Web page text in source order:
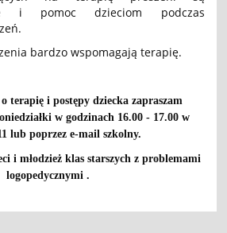
i pomoc dzieciom podczas
bardzo wspomagają terapię.
terapię i postępy dziecka zapraszam
w godzinach 16.00 - 17.00 w
lub poprzez e-mail szkolny.
i młodzież klas starszych z problemami
logopedycznymi .